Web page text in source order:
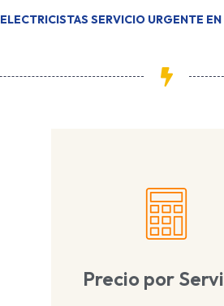
ELECTRICISTAS SERVICIO URGENTE
Precio por